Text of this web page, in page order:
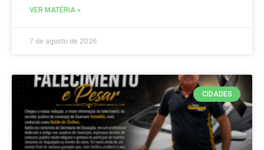
VER MATÉRIA »
7 de agosto de 2026
CIDADES